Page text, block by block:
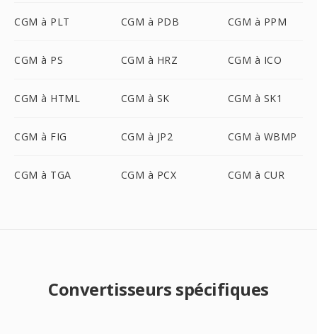
CGM à PLT CGM à PDB CGM à PPM
CGM à PS CGM à HRZ CGM à ICO
CGM à HTML CGM à SK CGM à SK1
CGM à FIG CGM à JP2 CGM à WBMP
CGM à TGA CGM à PCX CGM à CUR
Convertisseurs spécifiques